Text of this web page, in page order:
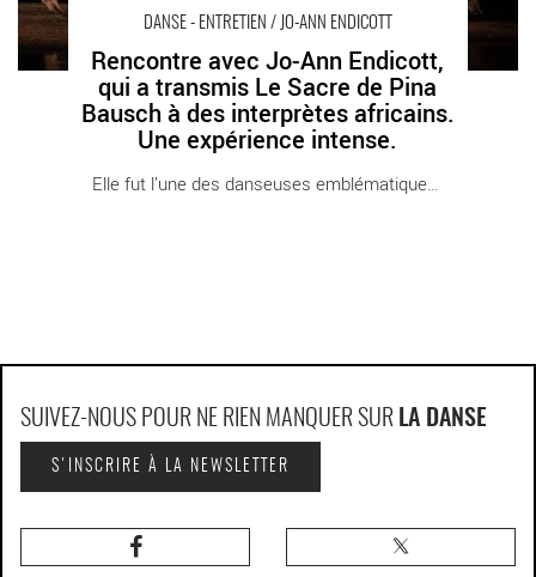
DANSE - ENTRETIEN / JO-ANN ENDICOTT
Rencontre avec Jo-Ann Endicott,
qui a transmis Le Sacre de Pina
Bausch à des interprètes africains.
Une expérience intense.
Elle fut l’une des danseuses emblématiques du [...]
SUIVEZ-NOUS POUR NE RIEN MANQUER SUR LA DANSE
S'INSCRIRE À LA NEWSLETTER